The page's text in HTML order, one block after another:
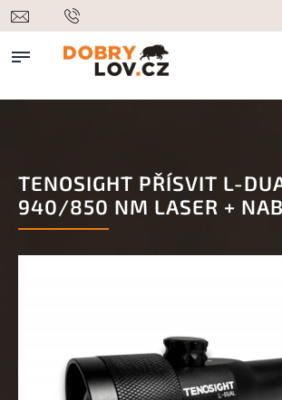
TENOSIGHT PŘÍSVIT L-
940/850 NM LASER +